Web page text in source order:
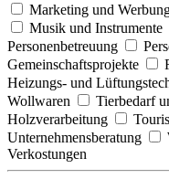
Marketing und
Musik und Instrumente
Personenbetreuung
Gemeinschaftsprojekte
Heizungs- und
Wollwaren
Tierbedarf
Holzverarbeitung
Unternehmensberatung
Verkostungen